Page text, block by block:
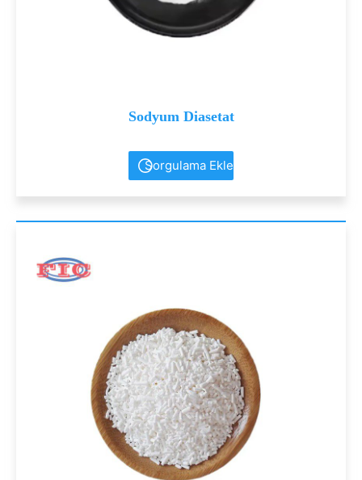
Sodyum Diasetat
Sorgulama Ekle